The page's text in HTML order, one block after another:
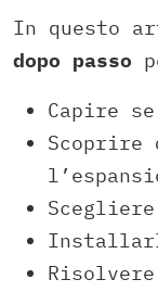
In questo
dopo passo
Capire
Scoprire